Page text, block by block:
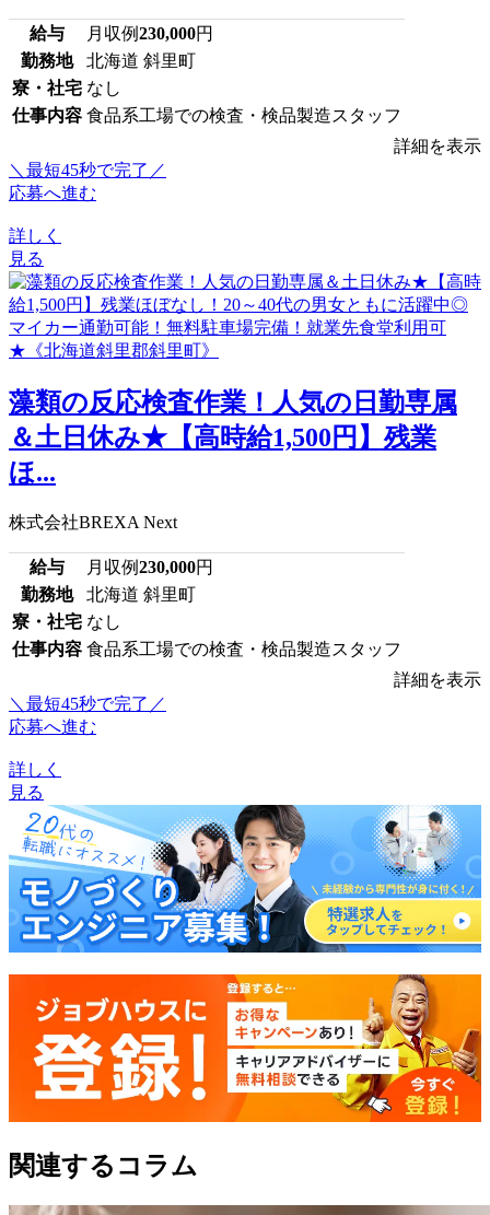
給与 月収例230,000円
勤務地
北海道 斜里町
寮・社宅 なし
仕事内容 食品系工場での検査・検品製造スタッフ
詳細を表示
＼最短45秒で完了／
応募へ進む
詳しく
見る
藻類の反応検査作業！人気の日勤専属
＆土日休み★【高時給1,500円】残業
ほ...
株式会社BREXA Next
給与 月収例230,000円
勤務地
北海道 斜里町
寮・社宅 なし
仕事内容 食品系工場での検査・検品製造スタッフ
詳細を表示
＼最短45秒で完了／
応募へ進む
詳しく
見る
関連するコラム